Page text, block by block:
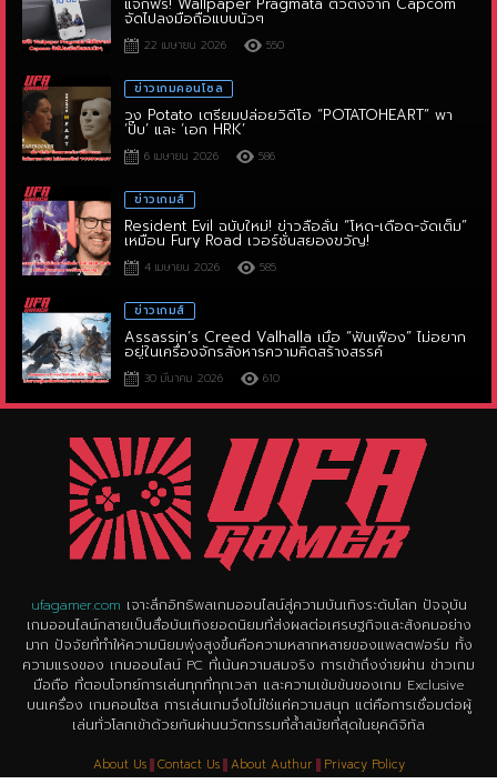
22 เมษายน 2026 550
ข่าวเกมคอนโซล
วง Potato เตรียมปล่อยวิดีโอ “POTATOHEART” พา
‘ปั๊บ’ และ ‘เอก HRK’
6 เมษายน 2026 586
ข่าวเกมส์
Resident Evil ฉบับใหม่! ข่าวลือลั่น “โหด-เดือด-จัดเต็ม”
เหมือน Fury Road เวอร์ชั่นสยองขวัญ!
4 เมษายน 2026 585
ข่าวเกมส์
Assassin’s Creed Valhalla เมื่อ “ฟันเฟือง” ไม่อยาก
อยู่ในเครื่องจักรสังหารความคิดสร้างสรรค์
30 มีนาคม 2026 610
เจาะลึกอิทธิพลเกมออนไลน์สู่ความบันเทิงระดับโลก ปัจจุบัน
มาก ปัจจัยที่ทำให้ความนิยมพุ่งสูงขึ้นคือความหลากหลายของแพลตฟอร์ม ทั้ง
ความแรงของ เกมออนไลน์ PC ที่เน้นความสมจริง การเข้าถึงง่ายผ่าน ข่าวเกม
มือถือ ที่ตอบโจทย์การเล่นทุกที่ทุกเวลา และความเข้มข้นของเกม Exclusive
บนเครื่อง เกมคอนโซล การเล่นเกมจึงไม่ใช่แค่ความสนุก แต่คือการเชื่อมต่อผู้
เล่นทั่วโลกเข้าด้วยกันผ่านนวัตกรรมที่ล้ำสมัยที่สุดในยุคดิจิทัล
About Us Contact Us About Authur Privacy Policy